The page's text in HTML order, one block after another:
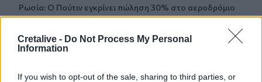
Cretalive - Do Not Process My Personal
Information
If you wish to opt-out of the sale, sharing to third parties, or
Ρωσία: Ο Πούτιν εγκρίνει πώληση 30% στο αεροδρόμιο
της Μόσχας
14:50